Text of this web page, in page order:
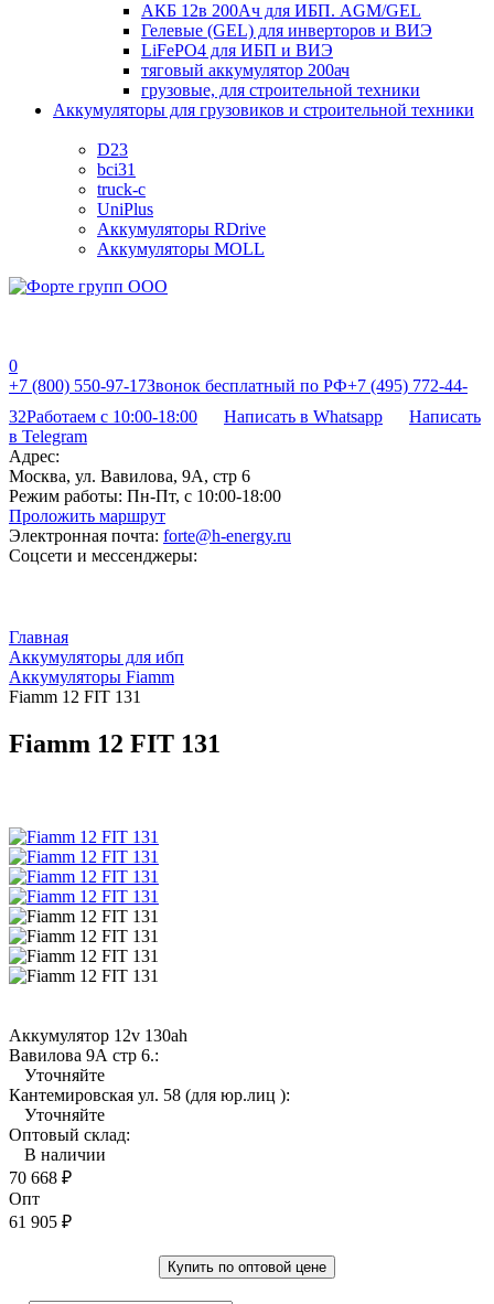
АКБ 12в 200Ач для ИБП. AGM/GEL
Гелевые (GEL) для инверторов и ВИЭ
LiFePO4 для ИБП и ВИЭ
тяговый аккумулятор 200ач
грузовые, для строительной техники
Аккумуляторы для грузовиков и строительной техники
D23
bci31
truck-c
UniPlus
Аккумуляторы RDrive
Аккумуляторы MOLL
0
+7 (800) 550-97-17Звонок бесплатный по РФ+7 (495) 772-44-
32Работаем с 10:00-18:00 Написать в Whatsapp
Написать
в Telegram
Адрес:
Москва, ул. Вавилова, 9А, стр 6
Режим работы: Пн-Пт, с 10:00-18:00
Проложить маршрут
Электронная почта: forte@h-energy.ru
Соцсети и мессенджеры:
Главная
Аккумуляторы для ибп
Аккумуляторы Fiamm
Fiamm 12 FIT 131
Fiamm 12 FIT 131
Аккумулятор 12v 130ah
Вавилова 9А стр 6.:
Уточняйте
Кантемировская ул. 58 (для юр.лиц ):
Уточняйте
Оптовый склад:
В наличии
70 668 ₽
Опт
61 905 ₽
Купить по оптовой цене